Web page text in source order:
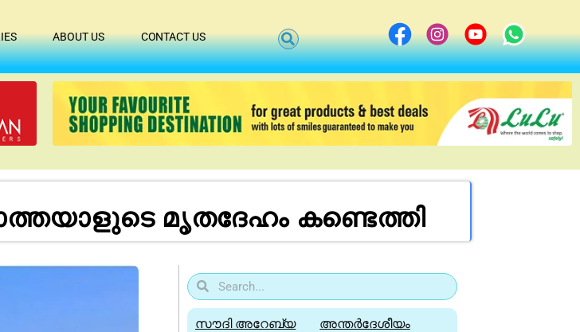
ABOUT US CONTACT US
മൃതദേഹം കണ്ടെത്തി
സൗദി അറേബ്യ അന്തർദേശീയം